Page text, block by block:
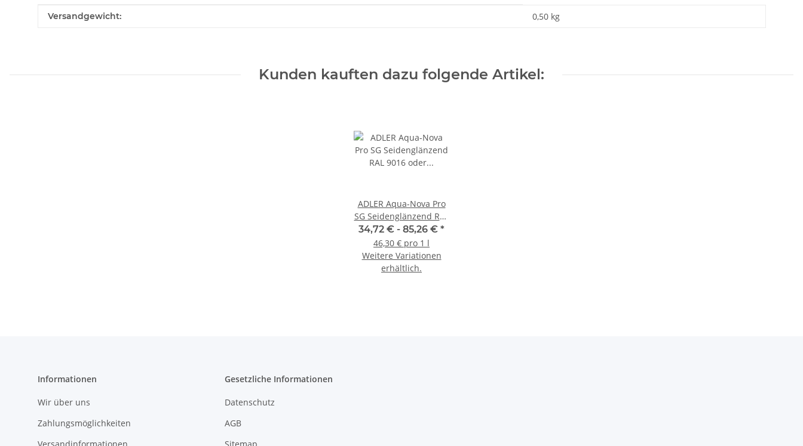
Produkteigenschaft
Wert
Versandgewicht: 0,50 kg
Kunden kauften dazu folgende Artikel:
ADLER Aqua-Nova Pro
SG Seidenglänzend RAL
9016 oder Basisweiß
34,72 € - 85,26 € *
46,30 € pro 1 l
Weitere Variationen
erhältlich.
Informationen
Wir über uns
Zahlungsmöglichkeiten
Gesetzliche Informationen
Datenschutz
AGB